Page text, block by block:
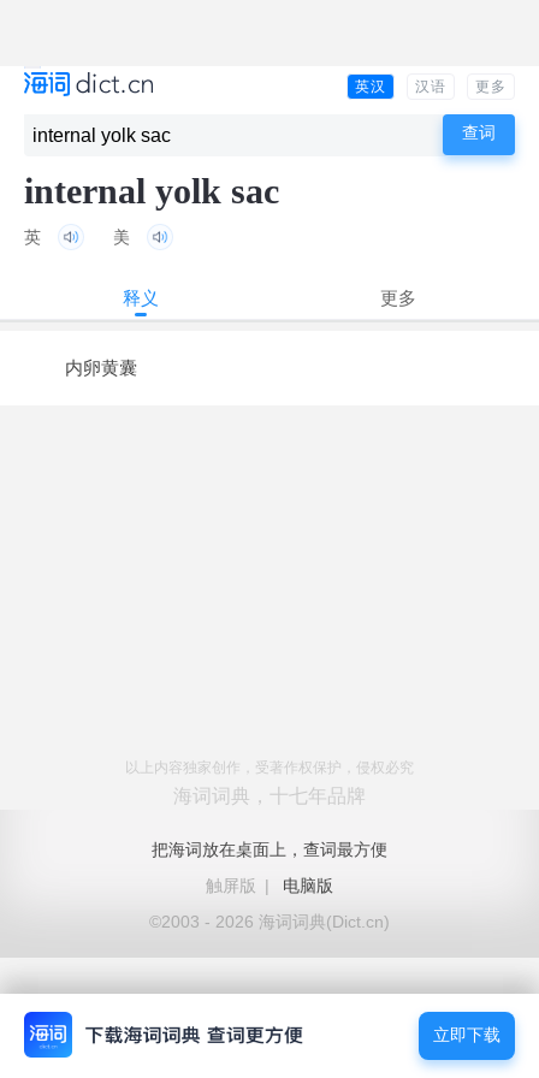
英汉 汉语 更多
internal yolk sac
英 美
释义 更多
内卵黄囊
以上内容独家创作，受著作权保护，侵权必究
海词词典，十七年品牌
把海词放在桌面上，查词最方便
触屏版
|
电脑版
©2003 - 2026 海词词典(Dict.cn)
立即下载
立即下载